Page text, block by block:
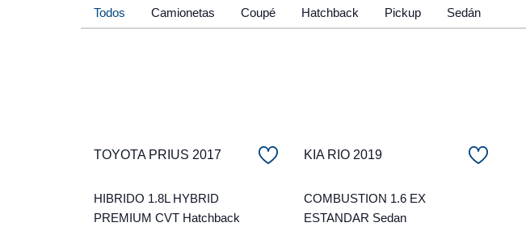
Todos Camionetas Coupé Hatchback Pickup Sedán
TOYOTA PRIUS 2017
HIBRIDO 1.8L HYBRID
PREMIUM CVT Hatchback
KIA RIO 2019
COMBUSTION 1.6 EX
ESTANDAR Sedan